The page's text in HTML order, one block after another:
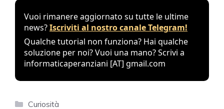
Vuoi rimanere aggiornato su tutte le ultime
news?Iscriviti al nostro canale Telegram!
Qualche tutorial non funziona? Hai qualche
soluzione per noi? Vuoi una mano? Scrivi a
informaticaperanziani [AT] gmail.com
Categories
Curiosità